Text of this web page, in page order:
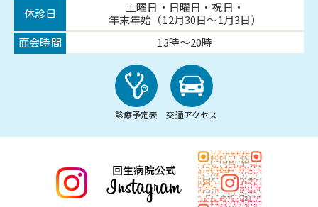
休診日
土曜日・日曜日・祝日・
年末年始（12月30日～1月3日）
面会時間 13時～20時
診療予定表 交通アクセス